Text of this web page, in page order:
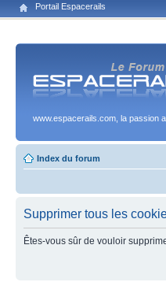
Portail Espacerails
www.espacerails.com, la passion
Index du forum
Supprimer tous les
Êtes-vous sûr de vouloir